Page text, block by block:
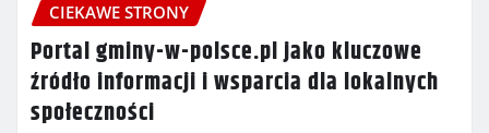
CIEKAWE STRONY
Portal gminy-w-polsce.pl jako kluczowe
źródło informacji i wsparcia dla lokalnych
społeczności